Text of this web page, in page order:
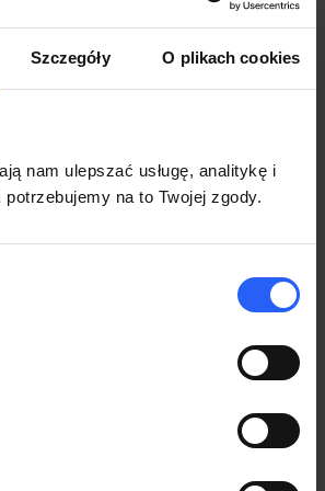
Szczegóły O plikach cookies
nam ulepszać usługę, analitykę i
na to Twojej zgody.
dowolnym urządzeniu z
Chrome
promocję
3
naffy ma swój indywidualny link.
z odbiorcami.